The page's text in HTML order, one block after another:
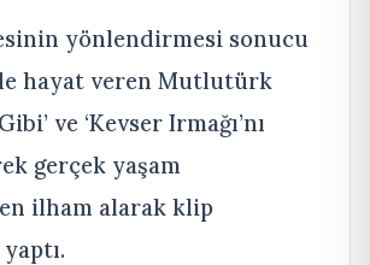
yönlendirmesi sonucu
hayat veren Mutlutürk
ve ‘Kevser Irmağı’nı
gerçek yaşam
ilham alarak klip